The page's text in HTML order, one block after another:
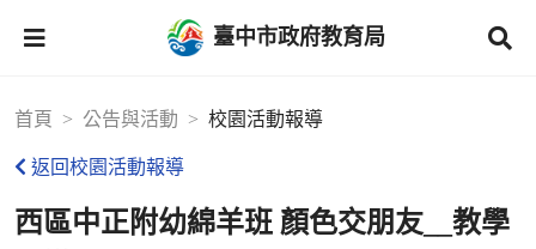
臺中市政府教育局
首頁 公告與活動 校園活動報導
返回校園活動報導
西區中正附幼綿羊班 顏色交朋友__教學